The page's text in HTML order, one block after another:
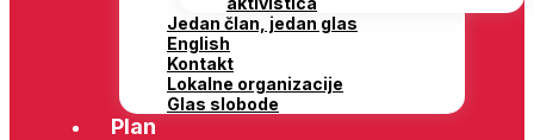
Jedan član, jedan glas
English
Kontakt
Lokalne organizacije
Glas slobode
Plan